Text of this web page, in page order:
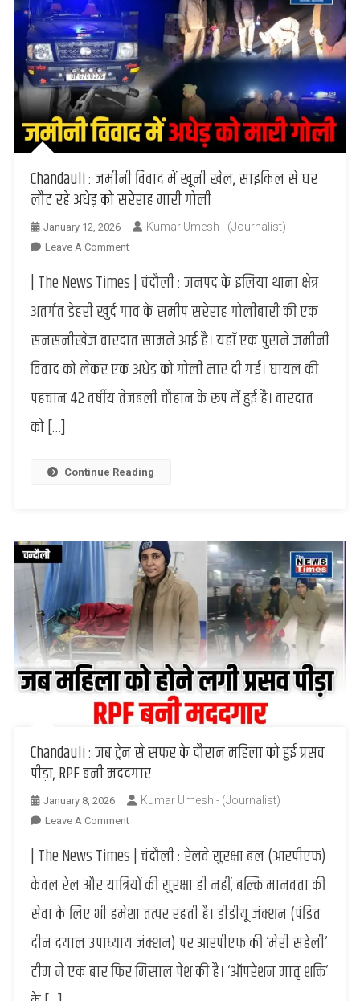
की
मौत
Chandauli : जमीनी विवाद में खूनी खेल, साइकिल से घर
लौट रहे अधेड़ को सरेराह मारी गोली
January 12, 2026 Kumar Umesh - (Journalist)
Leave A CommentOn
:
जमीनी
विवाद
में
खेल,
साइकिल
रहे
मारी
गोली
| The News Times | चंदौली : जनपद के इलिया थाना क्षेत्र
अंतर्गत डेहरी खुर्द गांव के समीप सरेराह गोलीबारी की एक
सनसनीखेज वारदात सामने आई है। यहाँ एक पुराने जमीनी
विवाद को लेकर एक अधेड़ को गोली मार दी गई। घायल की
पहचान 42 वर्षीय तेजबली चौहान के रूप में हुई है। वारदात
को […]
Continue Reading
Chandauli : जब ट्रेन से सफर के दौरान महिला को हुई प्रसव
पीड़ा, RPF बनी मददगार
January 8, 2026 Kumar Umesh - (Journalist)
Leave A CommentOn
:
जब
ट्रेन
से
के
दौरान
| The News Times | चंदौली : रेलवे सुरक्षा बल (आरपीएफ)
केवल रेल और यात्रियों की सुरक्षा ही नहीं, बल्कि मानवता की
सेवा के लिए भी हमेशा तत्पर रहती है। डीडीयू जंक्शन (पंडित
दीन दयाल उपाध्याय जंक्शन) पर आरपीएफ की ‘मेरी सहेली’
टीम ने एक बार फिर मिसाल पेश की है। ‘ऑपरेशन मातृ शक्ति’